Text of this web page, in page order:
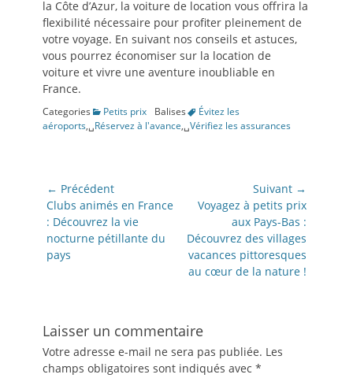
la Côte d’Azur, la voiture de location vous offrira la
flexibilité nécessaire pour profiter pleinement de
votre voyage. En suivant nos conseils et astuces,
vous pourrez économiser sur la location de
voiture et vivre une aventure inoubliable en
France.
Categories Petits prix Balises
Évitez les
aéroports,␣Réservez à l'avance,␣Vérifiez les assurances
Navigation
de
l’article
← Précédent
Article
précédent:
Clubs animés en France
: Découvrez la vie
nocturne pétillante du
pays
Suivant →
ArticleVoyagez à petits prix
aux Pays-Bas :
Découvrez des villages
vacances pittoresques
au cœur de la nature !
Laisser un commentaire
Votre adresse e-mail ne sera pas publiée. Les
champs obligatoires sont indiqués avec *